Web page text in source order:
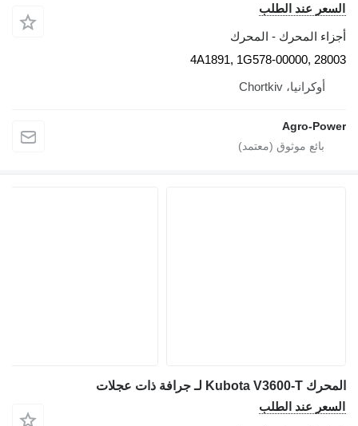
السعر عند الطلب
أجزاء المحرك - المحرك
4A1891, 1G578-00000, 28003
أوكرانيا، Chortkiv
Agro-Power
المحرك Kubota V3600-T لـ جرافة ذات عجلات
السعر عند الطلب